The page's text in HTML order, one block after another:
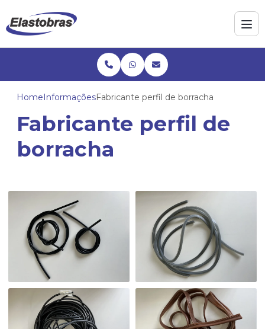
HomeInformaçõesFabricante perfil de borracha
Fabricante perfil de
borracha